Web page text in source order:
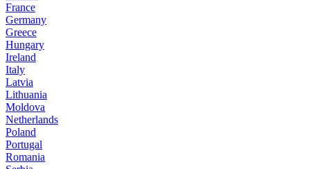
France
Germany
Greece
Hungary
Ireland
Italy
Latvia
Lithuania
Moldova
Netherlands
Poland
Portugal
Romania